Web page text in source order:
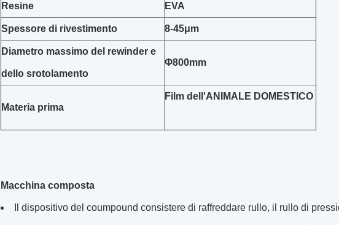
Resine EVA
Spessore di rivestimento 8-45μm
Diametro massimo del rewinder e
dello srotolamento
Φ800mm
Materia prima
Film dell'ANIMALE DOMESTICO
Macchina composta
Il dispositivo del coumpound consistere di raffreddare rullo, il rullo di